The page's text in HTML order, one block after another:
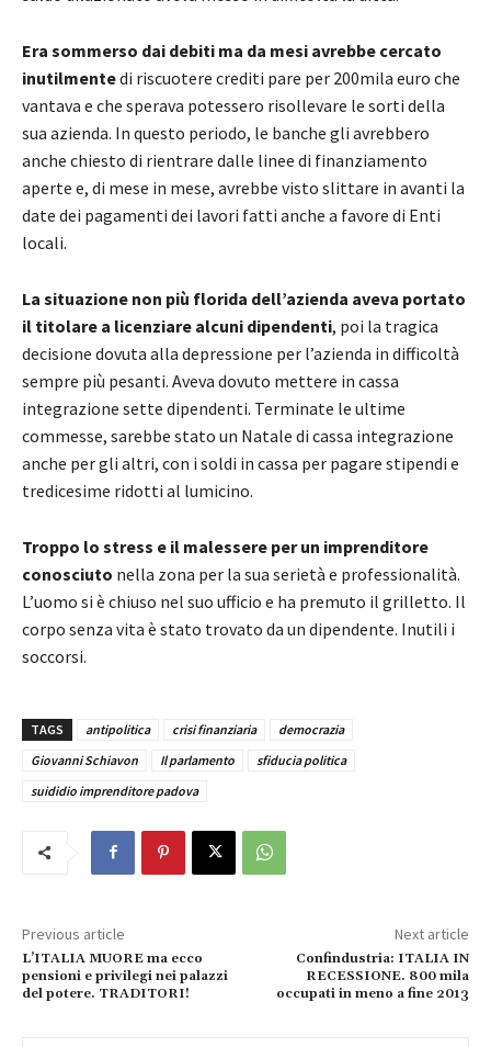
Era sommerso dai debiti ma da mesi avrebbe cercato
inutilmentedi riscuotere crediti pare per 200mila euro che
vantava e che sperava potessero risollevare le sorti della
sua azienda. In questo periodo, le banche gli avrebbero
anche chiesto di rientrare dalle linee di finanziamento
aperte e, di mese in mese, avrebbe visto slittare in avanti la
date dei pagamenti dei lavori fatti anche a favore di Enti
locali.
La situazione non più florida dell’azienda aveva portato
il titolare a licenziare alcuni dipendenti, poi la tragica
decisione dovuta alla depressione per l’azienda in difficoltà
sempre più pesanti. Aveva dovuto mettere in cassa
integrazione sette dipendenti. Terminate le ultime
commesse, sarebbe stato un Natale di cassa integrazione
anche per gli altri, con i soldi in cassa per pagare stipendi e
tredicesime ridotti al lumicino.
Troppo lo stress e il malessere per un imprenditore
conosciuto nella zona per la sua serietà e professionalità.
L’uomo si è chiuso nel suo ufficio e ha premuto il grilletto. Il
corpo senza vita è stato trovato da un dipendente. Inutili i
soccorsi.
TAGS antipolitica crisi finanziaria
democrazia
Giovanni Schiavon
Il parlamento
sfiducia politica
suididio imprenditore padova
Previous article
L’ITALIA MUORE ma ecco
pensioni e privilegi nei palazzi
del potere. TRADITORI!
Next article
Confindustria: ITALIA IN
RECESSIONE. 800 mila
occupati in meno a fine 2013